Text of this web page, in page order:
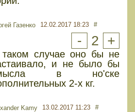
Газенко 12.02.2017 18:23 #
- 2 +
случае оно бы не
и не было бы
в но'ске
2-х кг.
Kamy 13.02.2017 11:23 #